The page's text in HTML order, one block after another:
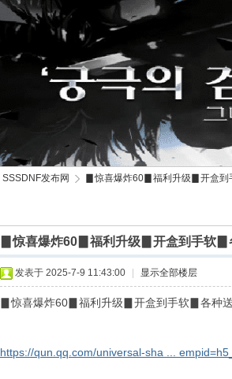
SSSDNF发布网
›
▊惊喜爆炸60▊福利升级▊开盒
▊惊喜爆炸60▊福利升级▊开盒到手软▊
发表于 2025-7-9 11:43:00 显示全部楼层
▊惊喜爆炸60▊福利升级▊开盒到手软▊各种
https://qun.qq.com/universal-sha ...